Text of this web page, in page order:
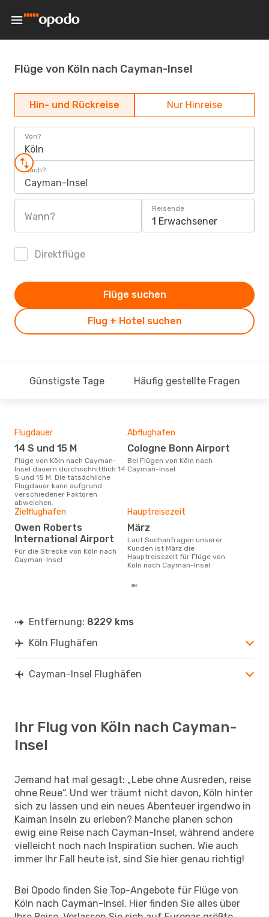
Flüge von Köln nach Cayman-Insel
Hin- und Rückreise Nur Hinreise
Von?
Köln
Nach?
Cayman-Insel
Wann?
Reisende
1 Erwachsener
Direktflüge
Flug + Hotel suchen
Flüge suchen
Günstigste Tage Häufig gestellte Fragen
Flugdauer
14 S und 15 M
Flüge von Köln nach Cayman-
Insel dauern durchschnittlich 14
S und 15 M. Die tatsächliche
Flugdauer kann aufgrund
verschiedener Faktoren
abweichen.
Abflughafen
Cologne Bonn Airport
Bei Flügen von Köln nach
Cayman-Insel
Zielflughafen
Owen Roberts
International Airport
Für die Strecke von Köln nach
Cayman-Insel
Hauptreisezeit
März
Laut Suchanfragen unserer
Kunden ist März die
Hauptreisezeit für Flüge von
Köln nach Cayman-Insel
Entfernung: 8229 kms
Köln Flughäfen
Cayman-Insel Flughäfen
Ihr Flug von Köln nach Cayman-
Insel
Jemand hat mal gesagt: „Lebe ohne Ausreden, reise
ohne Reue“. Und wer träumt nicht davon, Köln hinter
sich zu lassen und ein neues Abenteuer irgendwo in
Kaiman Inseln zu erleben? Manche planen schon
ewig eine Reise nach Cayman-Insel, während andere
vielleicht noch nach Inspiration suchen. Wie auch
immer Ihr Fall heute ist, sind Sie hier genau richtig!
Bei Opodo finden Sie Top-Angebote für Flüge von
Köln nach Cayman-Insel. Hier finden Sie alles über